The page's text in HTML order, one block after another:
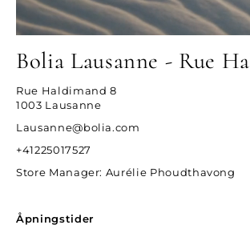
Bolia Lausanne - Rue
Rue Haldimand 8
1003 Lausanne
Lausanne@bolia.com
+41225017527
Store Manager: Aurélie Phoudthavong
Åpningstider